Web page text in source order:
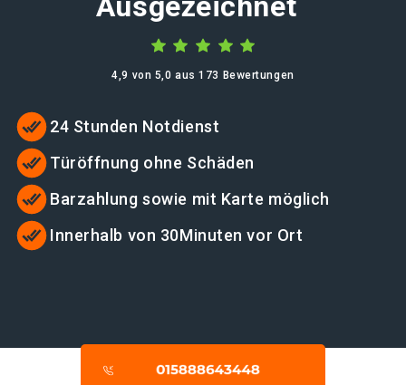
4,9 von 5,0 aus 173 Bewertungen
24 Stunden Notdienst
Türöffnung ohne Schäden
Barzahlung sowie mit Karte möglich
Innerhalb von 30Minuten vor Ort